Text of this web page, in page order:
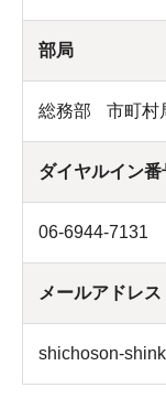
部局
総務部 市町村
ダイヤルイン番
06-6944-7131
メールアドレス
shichoson-